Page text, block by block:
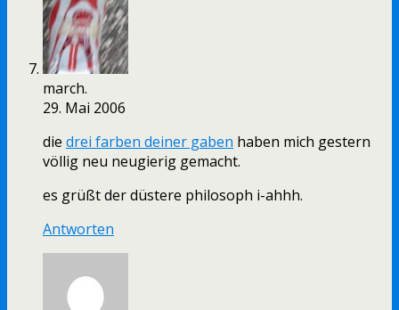
march.
29. Mai 2006
die drei farben deiner gaben haben mich gestern
völlig neu neugierig gemacht.
es grüßt der düstere philosoph i-ahhh.
Antworten